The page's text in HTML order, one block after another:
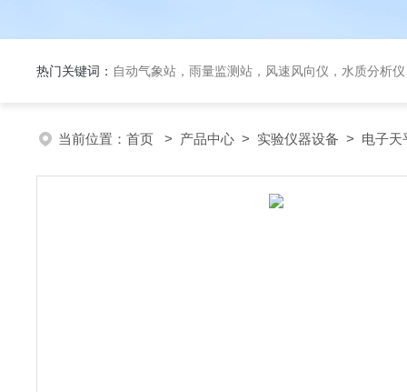
热门关键词： 自动气象站，雨量监测站，风速风向仪，水质分析
当前位置： 首页 > 产品中心 > 实验仪器设备 > 电子天